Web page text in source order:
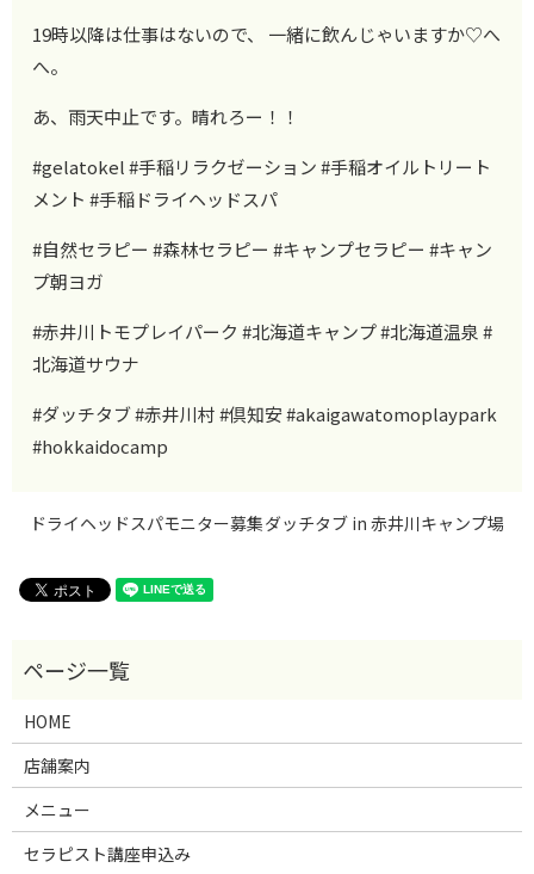
19時以降は仕事はないので、 一緒に飲んじゃいますか♡へ
へ。
あ、雨天中止です。晴れろー！！
#gelatokel #手稲リラクゼーション #手稲オイルトリート
メント #手稲ドライヘッドスパ
#自然セラピー #森林セラピー #キャンプセラピー #キャン
プ朝ヨガ
#赤井川トモプレイパーク #北海道キャンプ #北海道温泉 #
北海道サウナ
#ダッチタブ #赤井川村 #倶知安 #akaigawatomoplaypark
#hokkaidocamp
ドライヘッドスパモニター募集ダッチタブ in 赤井川キャンプ場
HOME
店舗案内
メニュー
セラピスト講座申込み